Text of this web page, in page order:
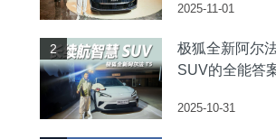
2025-11-01
2
极狐全新阿尔
SUV的全能答
2025-10-31